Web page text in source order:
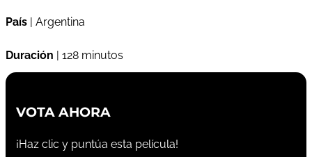
País | Argentina
Duración | 128 minutos
VOTA AHORA
¡Haz clic y puntúa esta película!